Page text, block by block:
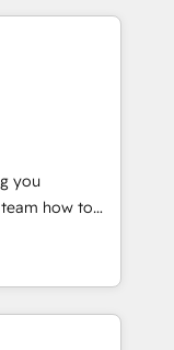
|
project... ⬅️
Kickstart
in the center
Sage or
or
any
you
You
built
That means